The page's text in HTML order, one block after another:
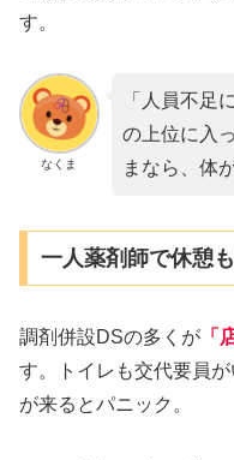
す。
なくま
「人員不足
の上位に入
まなら、体
一人薬剤師で休憩
調剤併設DSの多くが 「
す。トイレも交代要員
が来るとパニック。